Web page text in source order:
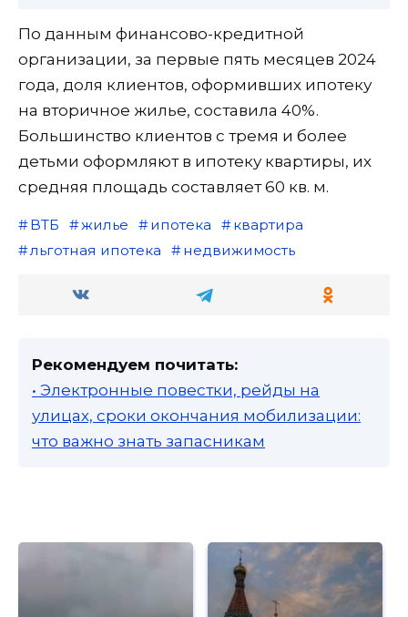
По данным финансово-кредитной
организации, за первые пять месяцев 2024
года, доля клиентов, оформивших ипотеку
на вторичное жилье, составила 40%.
Большинство клиентов с тремя и более
детьми оформляют в ипотеку квартиры, их
средняя площадь составляет 60 кв. м.
ВТБ жилье ипотека
квартира
льготная ипотека
недвижимость
Рекомендуем почитать:
• Электронные повестки, рейды на
улицах, сроки окончания мобилизации:
что важно знать запасникам